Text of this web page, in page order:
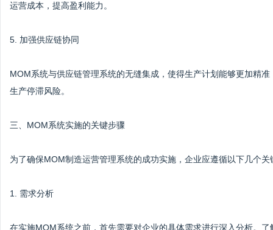
运营成本，提高盈利能力。
5. 加强供应链协同
MOM系统与供应链管理系统的无缝集成，使得生产计划能够更加精
生产停滞风险。
三、MOM系统实施的关键步骤
为了确保MOM制造运营管理系统的成功实施，企业应遵循以下几个关
1. 需求分析
在实施MOM系统之前，首先需要对企业的具体需求进行深入分析。